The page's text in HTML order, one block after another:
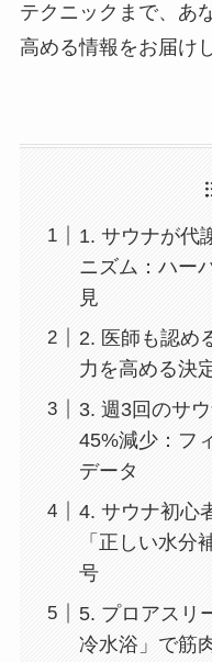
テクニックまで、あ
高める情報をお届け
1. サウナが代
ニズム：ハー
見
2. 医師も認め
力を高める決
3. 週3回のサ
45%減少：フ
データ
4. サウナ初心
「正しい水分
号
5. プロアスリ
冷水浴」で筋